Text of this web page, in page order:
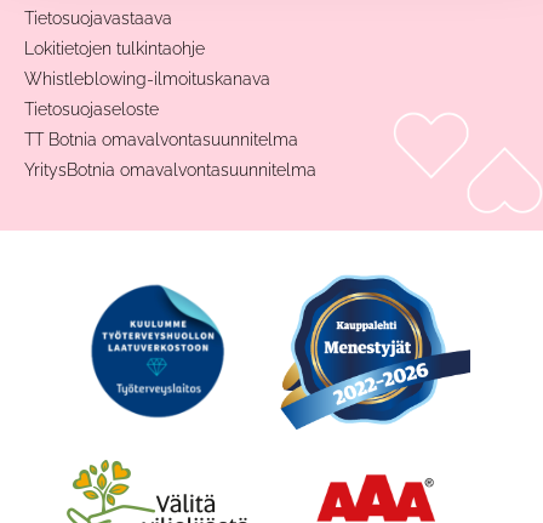
Tietosuojavastaava
Lokitietojen tulkintaohje
Whistleblowing-ilmoituskanava
Tietosuojaseloste
TT Botnia omavalvontasuunnitelma
YritysBotnia omavalvontasuunnitelma